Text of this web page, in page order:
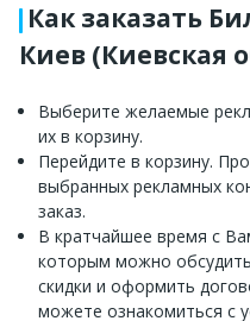
Как заказать
Киев (Киевская
Выберите желаемые
их в корзину.
Перейдите в корзину.
выбранных рекламных
заказ.
В кратчайшее время с
которым можно
скидки и оформить
можете ознакомиться с